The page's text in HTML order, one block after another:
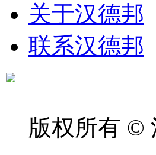
关于汉德邦
联系汉德邦
版权所有 ©